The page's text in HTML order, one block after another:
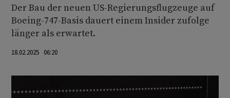
Der Bau der neuen US-Regierungsflugzeuge auf
Boeing-747-Basis dauert einem Insider zufolge
länger als erwartet.
18.02.2025 06:20